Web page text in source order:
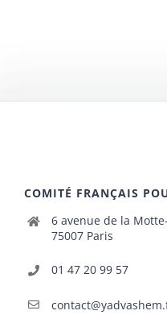
COMITÉ FRANÇAIS
6 avenue de la
75007 Paris
01 47 20 99 57